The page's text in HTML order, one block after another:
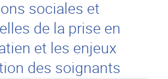
sociales et
de la prise en
et les enjeux
des soignants